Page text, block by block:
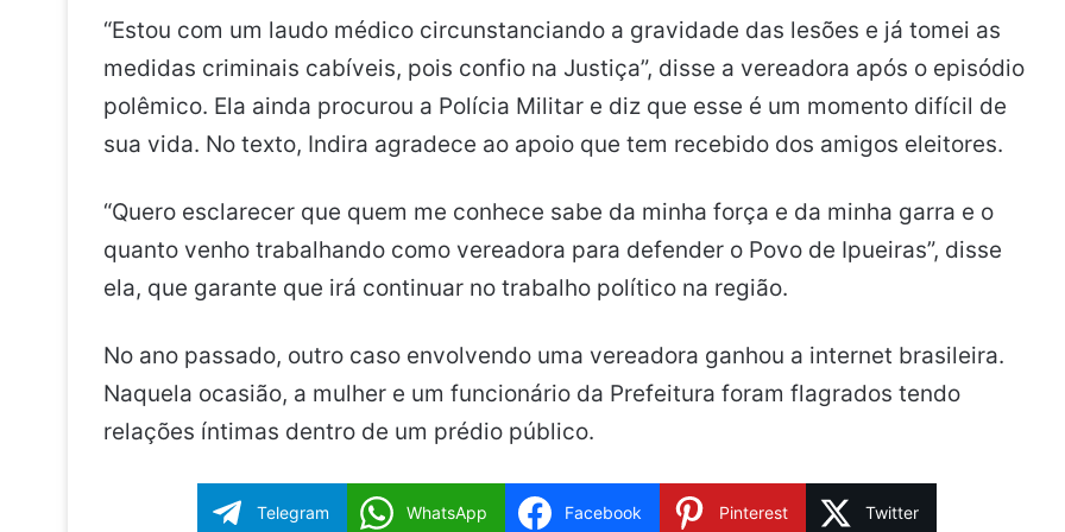
“Estou com um laudo médico circunstanciando a gravidade das lesões e já tomei as
medidas criminais cabíveis, pois confio na Justiça”, disse a vereadora após o episódio
polêmico. Ela ainda procurou a Polícia Militar e diz que esse é um momento difícil de
sua vida. No texto, Indira agradece ao apoio que tem recebido dos amigos eleitores.
“Quero esclarecer que quem me conhece sabe da minha força e da minha garra e o
quanto venho trabalhando como vereadora para defender o Povo de Ipueiras”, disse
ela, que garante que irá continuar no trabalho político na região.
No ano passado, outro caso envolvendo uma vereadora ganhou a internet brasileira.
Naquela ocasião, a mulher e um funcionário da Prefeitura foram flagrados tendo
relações íntimas dentro de um prédio público.
Telegram WhatsApp Facebook Pinterest Twitter